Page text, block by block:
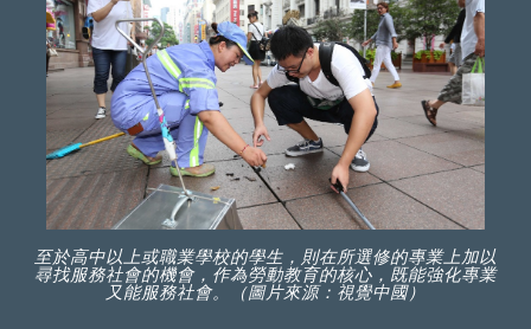
至於高中以上或職業學校的學生，則在所選修的專業上加以
尋找服務社會的機會，作為勞動教育的核心，既能強化專業
又能服務社會。（圖片來源：視覺中國）